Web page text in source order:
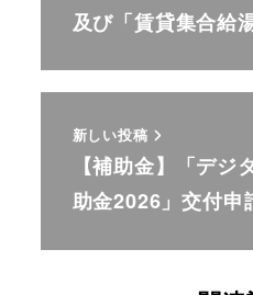
及び「賃貸集合給
新しい投稿
【補助金】「デジ
助金2026」交付